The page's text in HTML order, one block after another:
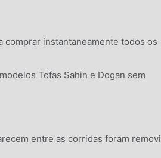
instantaneamente todos os
Tofas Sahin e Dogan sem
entre as corridas foram